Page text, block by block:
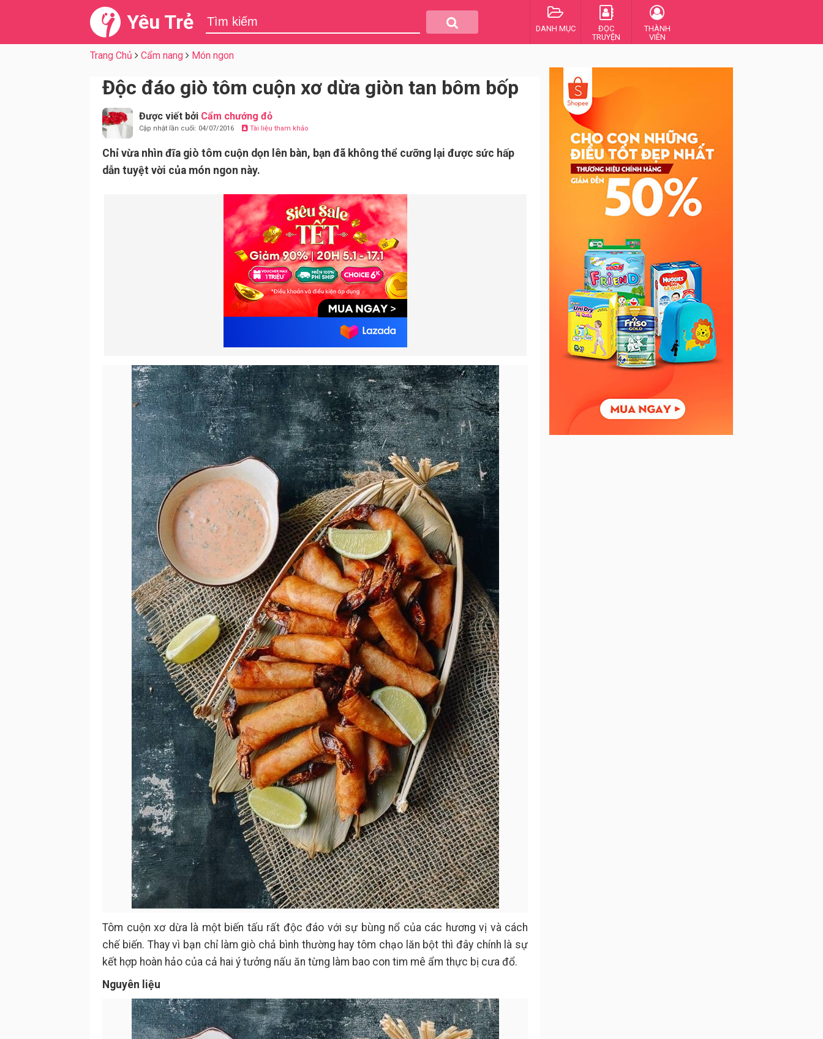
Yêu Trẻ DANH MỤC
ĐỌC
TRUYỆN
THÀNH
VIÊN
Trang Chủ Cẩm nang Món ngon
Độc đáo giò tôm cuộn xơ dừa giòn tan bôm bốp
Được viết bởi Cẩm chướng đỏ
Cập nhật lần cuối: 04/07/2016 Tài liệu tham khảo
Chỉ vừa nhìn đĩa giò tôm cuộn dọn lên bàn, bạn đã không thể cưỡng lại được sức hấp
dẫn tuyệt vời của món ngon này.
Tôm cuộn xơ dừa là một biến tấu rất độc đáo với sự bùng nổ của các hương vị và cách
chế biến. Thay vì bạn chỉ làm giò chả bình thường hay tôm chạo lăn bột thì đây chính là sự
kết hợp hoàn hảo của cả hai ý tưởng nấu ăn từng làm bao con tim mê ẩm thực bị cưa đổ.
Nguyên liệu